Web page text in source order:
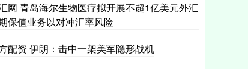
网 青岛海尔生物医疗拟开展不超1亿美元外汇
保值业务以对冲汇率风险
配资 伊朗：击中一架美军隐形战机